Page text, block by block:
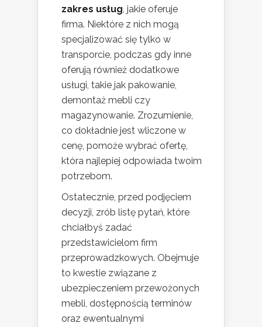
zakres usług , jakie oferuje
firma. Niektóre z nich mogą
specjalizować się tylko w
transporcie, podczas gdy inne
oferują również dodatkowe
usługi, takie jak pakowanie,
demontaż mebli czy
magazynowanie. Zrozumienie,
co dokładnie jest wliczone w
cenę, pomoże wybrać ofertę,
która najlepiej odpowiada twoim
potrzebom.
Ostatecznie, przed podjęciem
decyzji, zrób listę pytań, które
chciałbyś zadać
przedstawicielom firm
przeprowadzkowych. Obejmuje
to kwestie związane z
ubezpieczeniem przewożonych
mebli, dostępnością terminów
oraz ewentualnymi